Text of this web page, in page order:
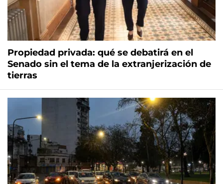
Propiedad privada: qué se debatirá en el
Senado sin el tema de la extranjerización de
tierras